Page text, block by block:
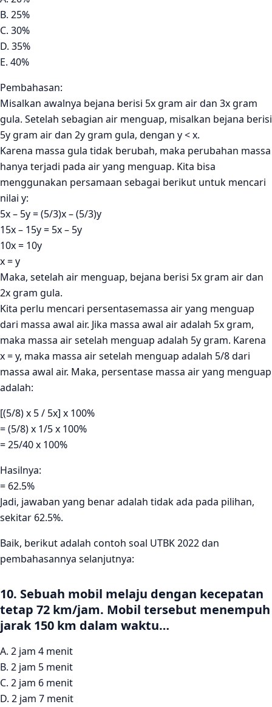
B. 25%
C. 30%
D. 35%
E. 40%
Pembahasan:
Misalkan awalnya bejana berisi 5x gram air dan 3x gram
gula. Setelah sebagian air menguap, misalkan bejana berisi
5y gram air dan 2y gram gula, dengan y < x.
Karena massa gula tidak berubah, maka perubahan massa
hanya terjadi pada air yang menguap. Kita bisa
menggunakan persamaan sebagai berikut untuk mencari
nilai y:
5x – 5y = (5/3)x – (5/3)y
15x – 15y = 5x – 5y
10x = 10y
x = y
Maka, setelah air menguap, bejana berisi 5x gram air dan
2x gram gula.
Kita perlu mencari persentasemassa air yang menguap
dari massa awal air. Jika massa awal air adalah 5x gram,
maka massa air setelah menguap adalah 5y gram. Karena
x = y, maka massa air setelah menguap adalah 5/8 dari
massa awal air. Maka, persentase massa air yang menguap
adalah:
[(5/8) x 5 / 5x] x 100%
= (5/8) x 1/5 x 100%
= 25/40 x 100%
Hasilnya:
= 62.5%
Jadi, jawaban yang benar adalah tidak ada pada pilihan,
sekitar 62.5%.
Baik, berikut adalah contoh soal UTBK 2022 dan
pembahasannya selanjutnya:
10. Sebuah mobil melaju dengan kecepatan
tetap 72 km/jam. Mobil tersebut menempuh
jarak 150 km dalam waktu…
A. 2 jam 4 menit
B. 2 jam 5 menit
C. 2 jam 6 menit
D. 2 jam 7 menit